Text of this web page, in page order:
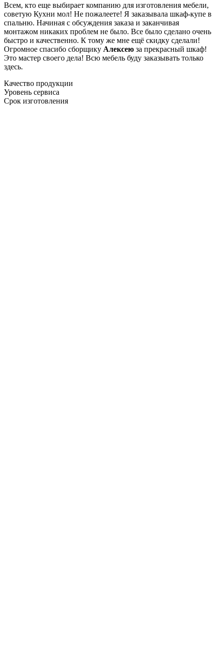
Всем, кто еще выбирает компанию для изготовления мебели,
советую Кухни мол! Не пожалеете! Я заказывала шкаф-купе в
спальню. Начиная с обсуждения заказа и заканчивая
монтажом никаких проблем не было. Все было сделано очень
быстро и качественно. К тому же мне ещё скидку сделали!
Огромное спасибо сборщику Алексею за прекрасный шкаф!
Это мастер своего дела! Всю мебель буду заказывать только
здесь.
Качество продукции
Уровень сервиса
Срок изготовления